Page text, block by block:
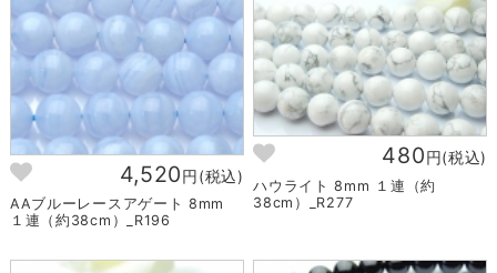
4,520円(税込)
AAブルーレースアゲート 8mm
１連（約38cm）_R196
480円(税込)
ハウライト 8mm １連（約
38cm）_R277